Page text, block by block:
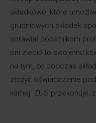
składkowe, które
grudniowych składek
sprawiał podatnikom
oni zlecić to swojemu
na tym, że podczas
złożyć oświadczenie
karnej. ZUS przekonuje,